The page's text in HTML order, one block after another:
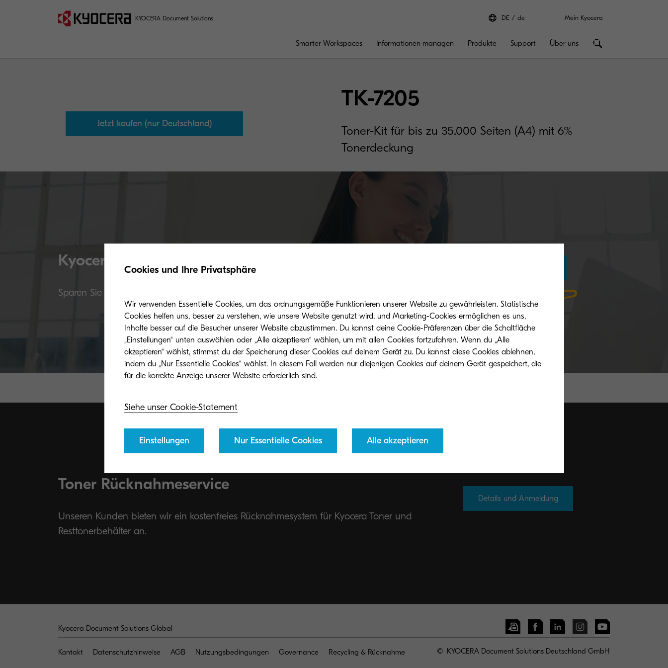
KYOCERA Document Solutions DE de Mein Kyocera
Smarter Workspaces Informationen managen Produkte Support Über uns
TK-7205
Toner-Kit für bis zu 35.000 Seiten (A4) mit 6%
Tonerdeckung
Jetzt kaufen (nur Deutschland)
Kyocera Originaltoner
Sparen Sie nicht am falschen Ende: Die Vorteile beim Einsatz von Originaltoner
Toner Rücknahmeservice
Unseren Kunden bieten wir ein kostenfreies Rücknahmesystem für Kyocera Toner und
Resttonerbehälter an.
Details und Anmeldung
Kyocera Document Solutions Global
Kontakt Datenschutzhinweise AGB Nutzungsbedingungen Governance Recycling & Rücknahme © KYOCERA Document Solutions Deutschland GmbH
Cookies und Ihre Privatsphäre
Wir verwenden Essentielle Cookies, um das ordnungsgemäße Funktionieren unserer Website zu gewährleisten. Statistische
Cookies helfen uns, besser zu verstehen, wie unsere Website genutzt wird, und Marketing-Cookies ermöglichen es uns,
Inhalte besser auf die Besucher unserer Website abzustimmen. Du kannst deine Cookie-Präferenzen über die Schaltfläche
„Einstellungen“ unten auswählen oder „Alle akzeptieren“ wählen, um mit allen Cookies fortzufahren. Wenn du „Alle
akzeptieren“ wählst, stimmst du der Speicherung dieser Cookies auf deinem Gerät zu. Du kannst diese Cookies ablehnen,
indem du „Nur Essentielle Cookies“ wählst. In diesem Fall werden nur diejenigen Cookies auf deinem Gerät gespeichert, die
für die korrekte Anzeige unserer Website erforderlich sind.
Siehe unser Cookie-Statement
Einstellungen Nur Essentielle Cookies Alle akzeptieren